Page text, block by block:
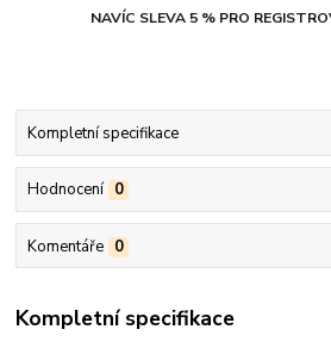
NAVÍC SLEVA 5 % PRO
Kompletní specifikace
Hodnocení 0
Komentáře 0
Kompletní specifikace